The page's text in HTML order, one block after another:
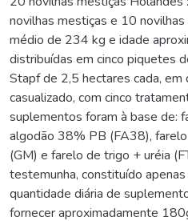
novilhas mestiças e 10
médio de 234 kg e idade
distribuídas em cinco piquetes
Stapf de 2,5 hectares cada,
casualizado, com cinco
suplementos foram à base de:
algodão 38% PB (FA38),
(GM) e farelo de trigo + uréia
testemunha, constituído
quantidade diária de
fornecer aproximadamente